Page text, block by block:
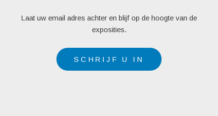
Laat uw email adres achter en blijf op de hoogte van de
exposities.
SCHRIJF U IN